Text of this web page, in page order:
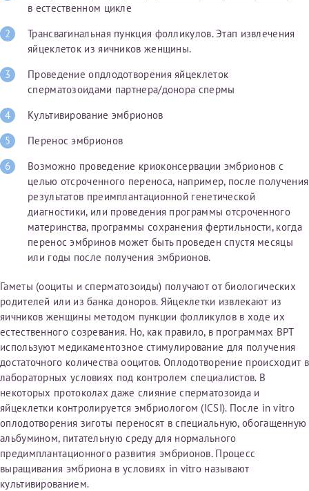
в естественном цикле
Трансвагинальная пункция фолликулов. Этап извлечения
яйцеклеток из яичников женщины.
Проведение опдлодотворения яйцеклеток
сперматозоидами партнера/донора спермы
Культивирование эмбрионов
Перенос эмбрионов
Возможно проведение криоконсервации эмбрионов с
целью отсроченного переноса, например, после получения
результатов преимплантационной генетической
диагностики, или проведения программы отсроченного
материнства, программы сохранения фертильности, когда
перенос эмбринов может быть проведен спустя месяцы
или годы после получения эмбрионов.
Гаметы (ооциты и сперматозоиды) получают от биологических
родителей или из банка доноров. Яйцеклетки извлекают из
яичников женщины методом пункции фолликулов в ходе их
естественного созревания. Но, как правило, в программах ВРТ
используют медикаментозное стимулирование для получения
достаточного количества ооцитов. Оплодотворение происходит в
лабораторных условиях под контролем специалистов. В
некоторых протоколах даже слияние сперматозоида и
яйцеклетки контролируется эмбриологом (ICSI). После in vitro
оплодотворения зиготы переносят в специальную, обогащенную
альбумином, питательную среду для нормального
предимплантационного развития эмбрионов. Процесс
выращивания эмбриона в условиях in vitro называют
культивированием.
Для предоставления в налоговые органы Российской
Федерации, выписать ее на имя:
Фамилия*
Отчество*
ИНН Налогоплательщика*
налогоплательщик, тот, кто будет получать вычет - ФИО
налогоплательщика
За год/годы
2022
2023
2024
2025